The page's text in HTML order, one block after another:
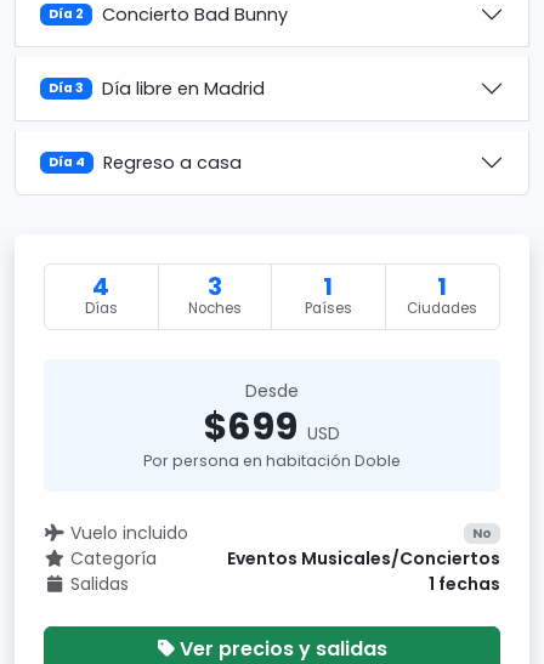
Día 2 Concierto Bad Bunny
Día 3 Día libre en Madrid
Día 4 Regreso a casa
4
Días
3
Noches
1
Países
1
Ciudades
Desde
$699 USD
Por persona en habitación Doble
Vuelo incluido No
Categoría
Eventos Musicales/Conciertos
Salidas
1 fechas
Ver precios y salidas